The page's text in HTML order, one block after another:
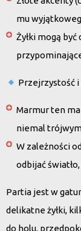
mu
Żyłki mogą być
Przejrzystość i
Marmur ten ma
niemal
W zależności
odbijać
Partia jest w
delikatne żyłki,
do holu,